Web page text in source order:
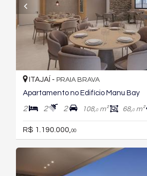
ITAJAÍ - PRAIA BRAVA
Apartamento no Edifício Manu Bay
2 2 2 108,0m² 68,0m²
R$ 1.190.000,00